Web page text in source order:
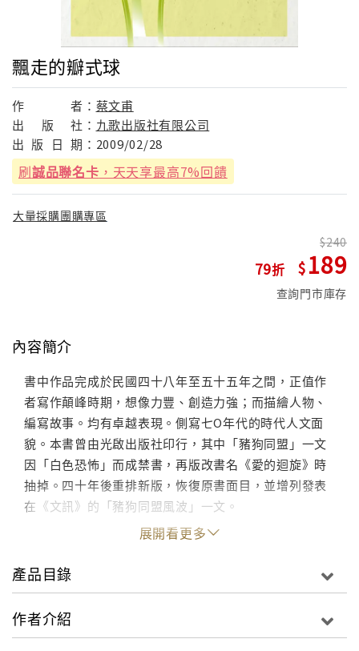
飄走的瓣式球
作 者： 蔡文甫
出
版 社： 九歌出版社有限公司
出 版 日 期： 2009/02/28
刷誠品聯名卡 ，天天享最高7%回饋
大量採購團購專區
79
240
189
查詢門市庫存
內容簡介
書中作品完成於民國四十八年至五十五年之間，正值作
者寫作顛峰時期，想像力豐、創造力強；而描繪人物、
編寫故事。均有卓越表現。側寫七O年代的時代人文面
貌。本書曾由光啟出版社印行，其中「豬狗同盟」一文
因「白色恐怖」而成禁書，再版改書名《愛的迴旋》時
抽掉。四十年後重排新版，恢復原書面目，並增列發表
在《文訊》的「豬狗同盟風波」一文。
展開看更多
產品目錄
作者介紹